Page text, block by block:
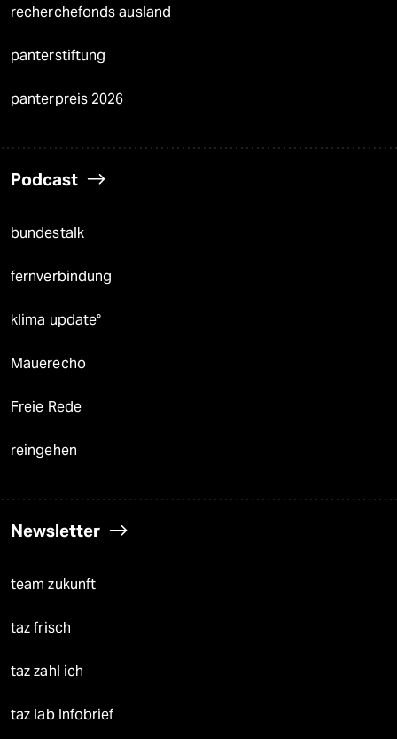
recherchefonds ausland
panterstiftung
panterpreis 2026
Podcast
bundestalk
fernverbindung
klima update°
Mauerecho
Freie Rede
reingehen
Newsletter
team zukunft
taz frisch
taz zahl ich
taz lab Infobrief